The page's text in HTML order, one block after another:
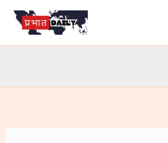
Skip